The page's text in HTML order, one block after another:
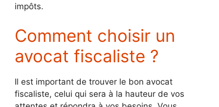
impôts.
Comment choisir un
avocat fiscaliste ?
Il est important de trouver le bon avocat
fiscaliste, celui qui sera à la hauteur de vos